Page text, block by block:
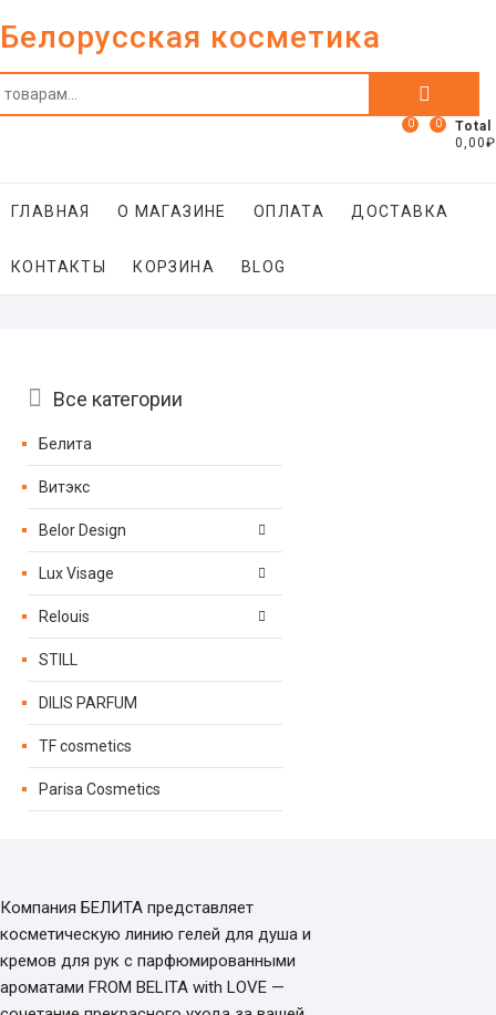
to
Белорусская косметика
Искать:
0
Total
0,00₽
0
ГЛАВНАЯ О МАГАЗИНЕ ОПЛАТА ДОСТАВКА
КОНТАКТЫ КОРЗИНА BLOG
Все категории
Белита
Витэкс
Belor Design
Lux Visage
Relouis
STILL
DILIS PARFUM
TF cosmetics
Parisa Cosmetics
Компания БЕЛИТА представляет
косметическую линию гелей для душа и
кремов для рук c парфюмированными
ароматами FROM BELITA with LOVE —